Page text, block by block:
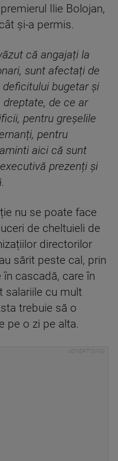
Ilie Bolojan,
și-a permis.
că angajați la
sunt afectați de
bugetar și
de ce ar
pentru greșelile
pentru
aici că sunt
prezenți și
nu se poate face
de cheltuieli de
directorilor
sărit peste cal, prin
cascadă, care în
salariile cu mult
trebuie să o
pe o zi pe alta.